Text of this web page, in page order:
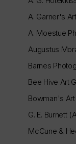
A. Garner's
A. Moestue
Augustus
Barnes
Bee Hive Art
Bowman's
G. E. Burnett
McCune &